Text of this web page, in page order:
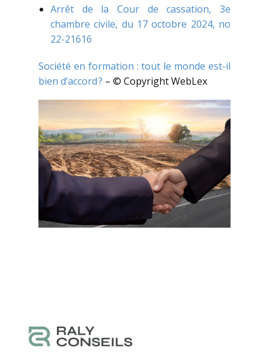
Arrêt de la Cour de cassation, 3e
chambre civile, du 17 octobre 2024, no
22-21616
Société en formation : tout le monde est-il
bien d’accord ? – © Copyright WebLex